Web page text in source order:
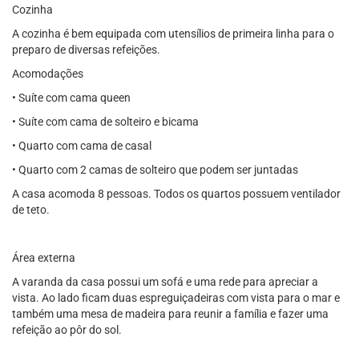
Cozinha
A cozinha é bem equipada com utensílios de primeira linha para o
preparo de diversas refeições.
Acomodações
• Suíte com cama queen
• Suíte com cama de solteiro e bicama
• Quarto com cama de casal
• Quarto com 2 camas de solteiro que podem ser juntadas
A casa acomoda 8 pessoas. Todos os quartos possuem ventilador
de teto.
Área externa
A varanda da casa possui um sofá e uma rede para apreciar a
vista. Ao lado ficam duas espreguiçadeiras com vista para o mar e
também uma mesa de madeira para reunir a família e fazer uma
refeição ao pôr do sol.